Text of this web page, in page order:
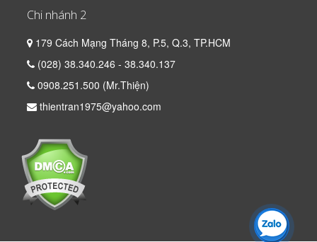
Chi nhánh 2
179 Cách Mạng Tháng 8, P.5, Q.3, TP.HCM
(028) 38.340.246 - 38.340.137
0908.251.500 (Mr.Thiện)
thientran1975@yahoo.com